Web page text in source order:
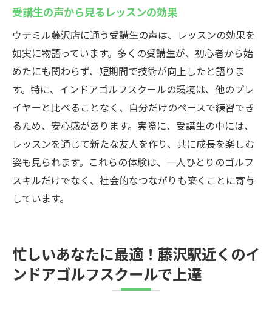
受講生の声から見るレッスンの効果
ウテミル藤沢店に通う受講生の声は、レッスンの効果を
如実に物語っています。多くの受講生が、初心者から始
めたにも関わらず、短期間で技術が向上したと語りま
す。特に、インドアゴルフスクールの環境は、他のプレ
イヤーと比べることなく、自分だけのペースで練習でき
るため、安心感があります。実際に、受講生の中には、
レッスンを通じて新たな友人を作り、共に成長を楽しむ
姿も見られます。これらの体験は、一人ひとりのゴルフ
スキルだけでなく、社会的なつながりも築くことに寄与
しています。
忙しいあなたに最適！藤沢駅近くのイ
ンドアゴルフスクールで上達